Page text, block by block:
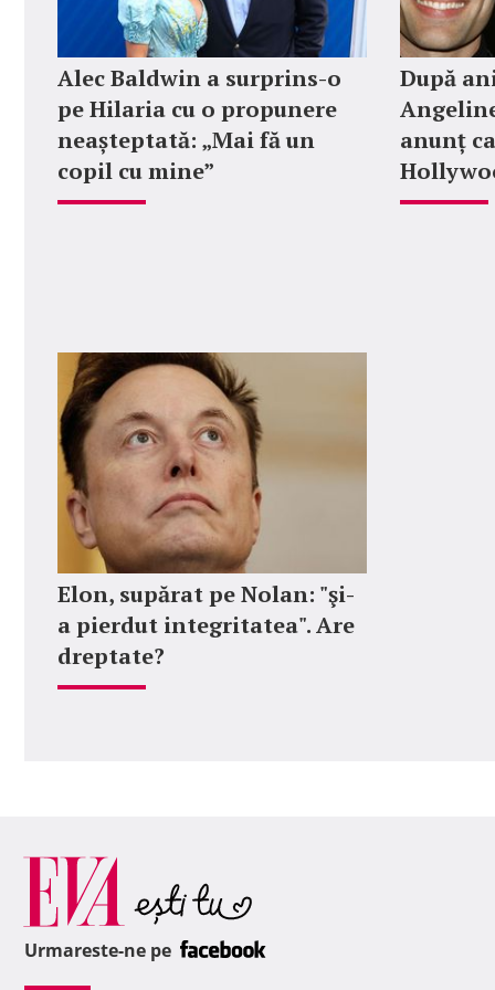
Alec Baldwin a surprins-o
pe Hilaria cu o propunere
neașteptată: „Mai fă un
copil cu mine”
După
anunț
Elon, supărat pe Nolan: "şi-
a pierdut integritatea". Are
dreptate?
Urmareste-ne pe